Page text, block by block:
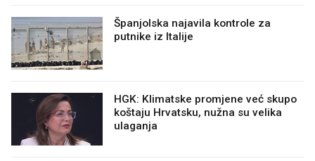
Španjolska najavila kontrole za
putnike iz Italije
HGK: Klimatske promjene već skupo
koštaju Hrvatsku, nužna su velika
ulaganja